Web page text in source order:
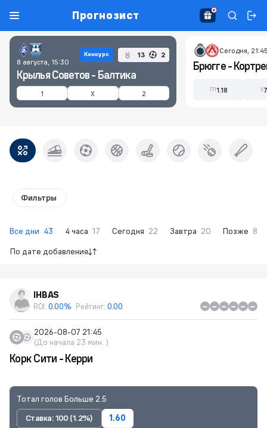
Прогнозист
8 августа, 15:30
Конкурс 13 2
Крылья Советов - Балтика
1 X 2
Сегодня,
Брюгге -
П11.18 X
Фильтры
Все дни 43 4 часа 17 Сегодня 22 Завтра 20 Позже 8
По дате добавления
IHBAS
ROI: 0.00% Рейтинг: 0.00
2026-08-07 21:45
(До начала 23 мин. )
Корк Сити - Керри
Тотал голов Больше 2.5
Ставка: 100 (1.2%)
1.60